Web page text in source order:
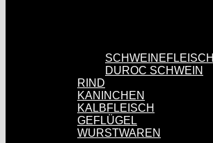
SCHWEINEFLEISCH
DUROC SCHWEIN
RIND
KANINCHEN
KALBFLEISCH
GEFLÜGEL
WURSTWAREN